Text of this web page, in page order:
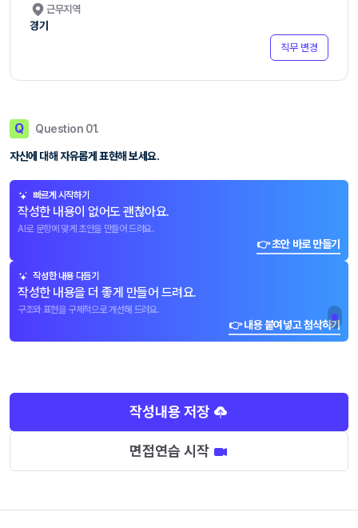
근무지역
경기
직무 변경
Q Question 01.
자신에 대해 자유롭게 표현해 보세요.
빠르게 시작하기
작성한 내용이 없어도 괜찮아요.
AI로 문항에 맞게 초안을 만들어 드려요.
👉 초안 바로 만들기
작성한 내용 다듬기
작성한 내용을 더 좋게 만들어 드려요.
구조와 표현을 구체적으로 개선해 드려요.
👉 내용 붙여넣고 첨삭하기
작성내용 저장
면접연습 시작